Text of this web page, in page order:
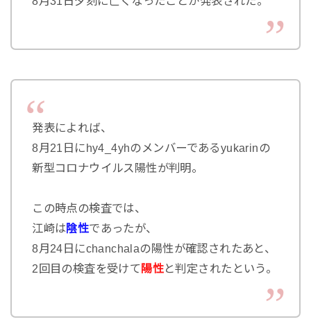
発表によれば、
8月21日にhy4_4yhのメンバーであるyukarinの
新型コロナウイルス陽性が判明。
この時点の検査では、
江崎は陰性であったが、
8月24日にchanchalaの陽性が確認されたあと、
2回目の検査を受けて陽性と判定されたという。